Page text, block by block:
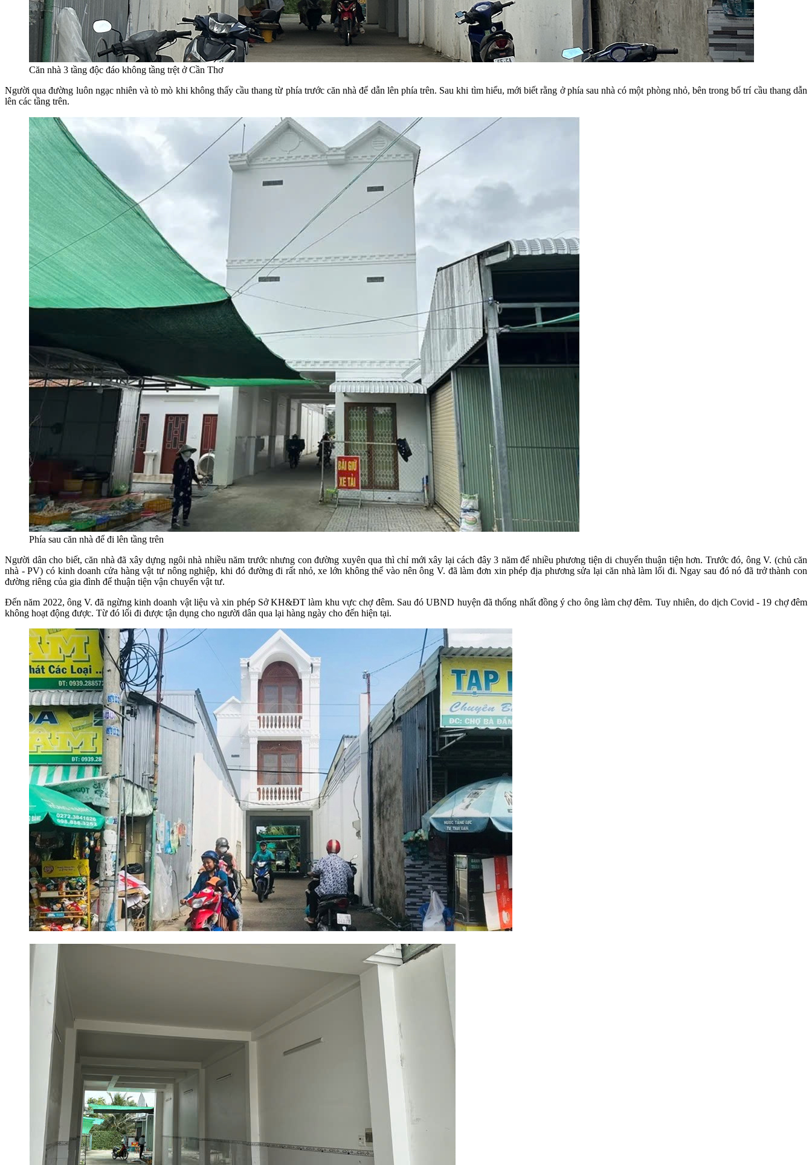
Căn nhà 3 tầng độc đáo không tầng trệt ở Cần Thơ
Người qua đường luôn ngạc nhiên và tò mò khi không thấy cầu thang từ phía trước căn nhà để dẫn lên phía trên. Sau khi tìm hiểu, mới biết rằng ở phía sau nhà có một phòng nhỏ, bên trong bố trí cầu thang dẫn
lên các tầng trên.
Phía sau căn nhà để đi lên tầng trên
Người dân cho biết, căn nhà đã xây dựng ngôi nhà nhiều năm trước nhưng con đường xuyên qua thì chỉ mới xây lại cách đây 3 năm để nhiều phương tiện di chuyển thuận tiện hơn. Trước đó, ông V. (chủ căn
nhà - PV) có kinh doanh cửa hàng vật tư nông nghiệp, khi đó đường đi rất nhỏ, xe lớn không thể vào nên ông V. đã làm đơn xin phép địa phương sửa lại căn nhà làm lối đi. Ngay sau đó nó đã trở thành con
đường riêng của gia đình để thuận tiện vận chuyển vật tư.
Đến năm 2022, ông V. đã ngừng kinh doanh vật liệu và xin phép Sở KH&ĐT làm khu vực chợ đêm. Sau đó UBND huyện đã thống nhất đồng ý cho ông làm chợ đêm. Tuy nhiên, do dịch Covid - 19 chợ đêm
không hoạt động được. Từ đó lối đi được tận dụng cho người dân qua lại hàng ngày cho đến hiện tại.